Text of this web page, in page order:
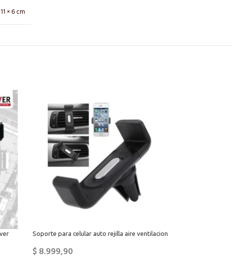
× 6 cm
Soporte para celular auto rejilla aire ventilacion
$8.999,90